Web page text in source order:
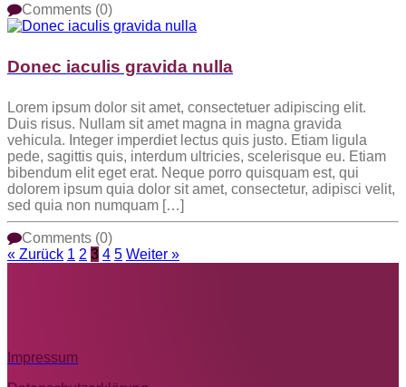
Comments (0)
Donec iaculis gravida nulla
Lorem ipsum dolor sit amet, consectetuer adipiscing elit.
Duis risus. Nullam sit amet magna in magna gravida
vehicula. Integer imperdiet lectus quis justo. Etiam ligula
pede, sagittis quis, interdum ultricies, scelerisque eu. Etiam
bibendum elit eget erat. Neque porro quisquam est, qui
dolorem ipsum quia dolor sit amet, consectetur, adipisci velit,
sed quia non numquam […]
Comments (0)
« Zurück 1 2 3 4 5 Weiter »
Impressum